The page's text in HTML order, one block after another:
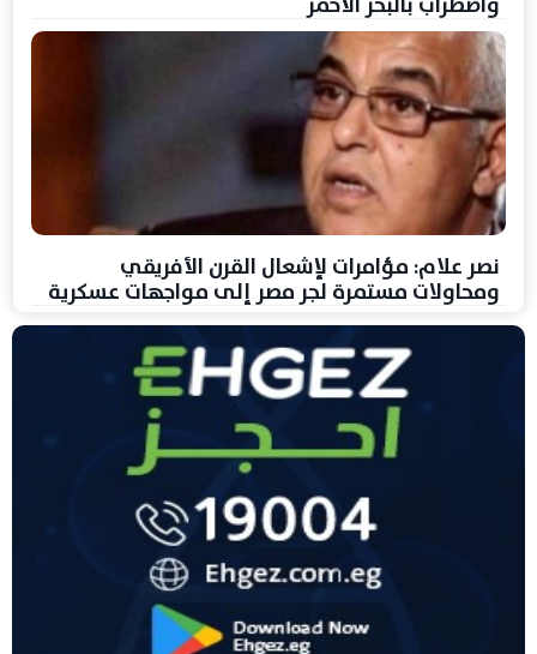
نصر علام: مؤامرات لإشعال القرن الأفريقي
ومحاولات مستمرة لجر مصر إلى مواجهات عسكرية